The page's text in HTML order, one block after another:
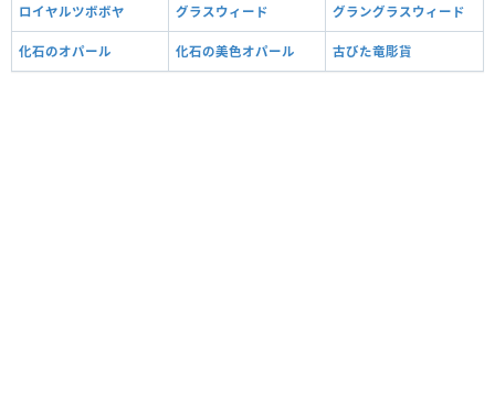
ロイヤルツボボヤ グラスウィード グラングラスウィード
化石のオパール 化石の美色オパール 古びた竜彫貨